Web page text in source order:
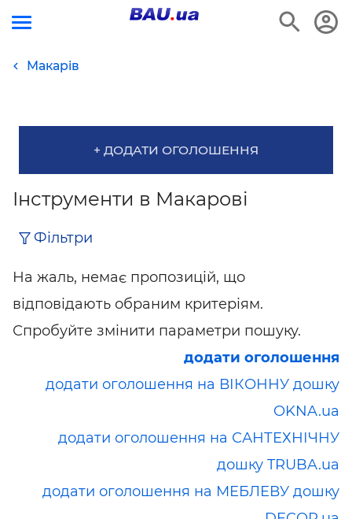
Макарів
+ ДОДАТИ ОГОЛОШЕННЯ
Інструменти в Макарові
Фільтри
На жаль, немає пропозицій, що
відповідають обраним критеріям.
Спробуйте змінити параметри пошуку.
додати оголошення
додати оголошення на ВІКОННУ дошку
OKNA.ua
додати оголошення на САНТЕХНІЧНУ
дошку TRUBA.ua
додати оголошення на МЕБЛЕВУ дошку